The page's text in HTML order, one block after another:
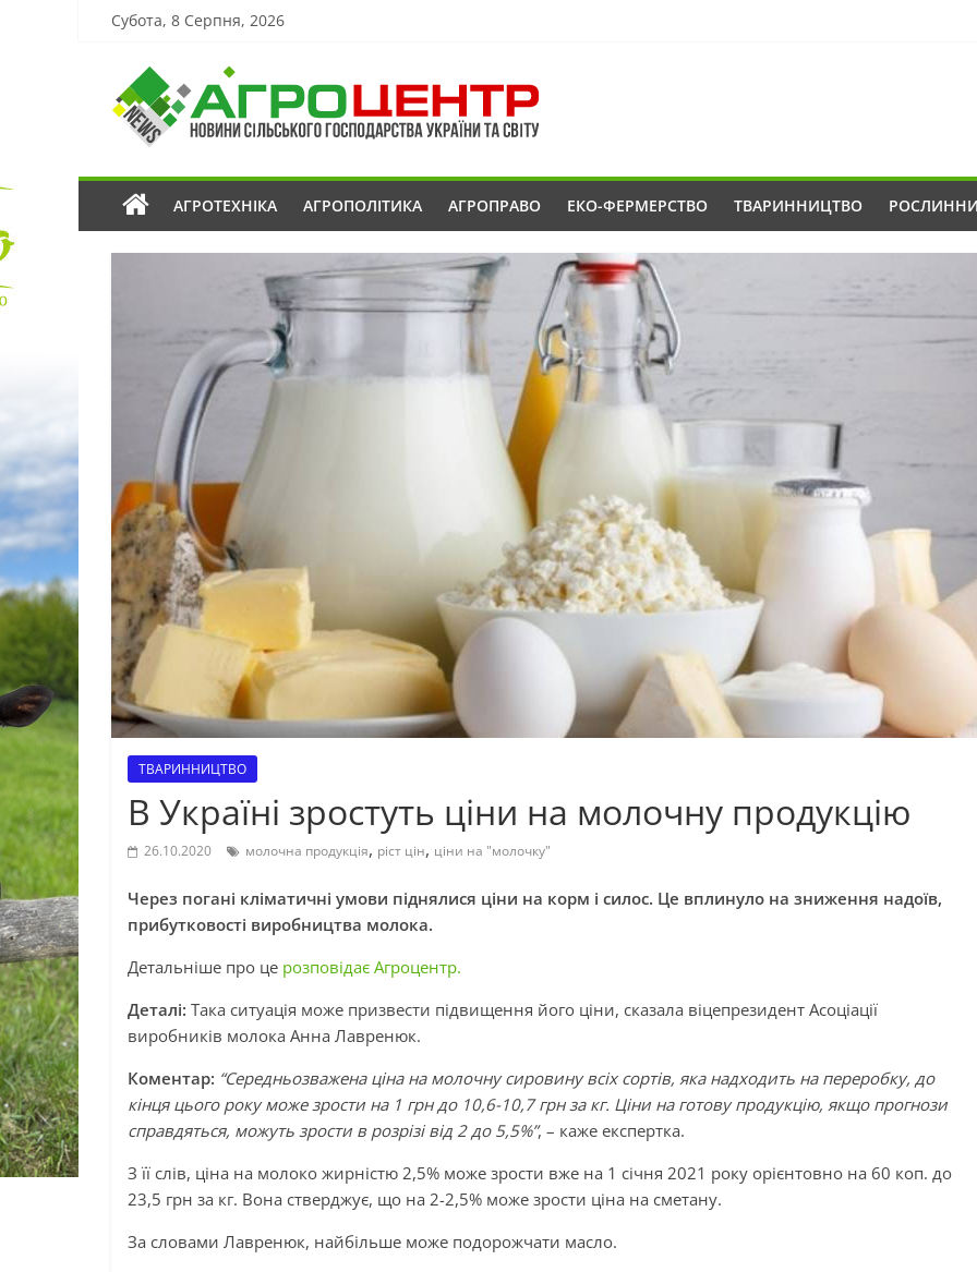
Субота, 8 Серпня, 2026
АГРОТЕХНІКА АГРОПОЛІТИКА АГРОПРАВО ЕКО-ФЕРМЕРСТВО ТВАРИННИЦТВО
ТВАРИННИЦТВО
В Україні зростуть ціни на молочну продукцію
26.10.2020 молочна продукція, ріст цін, ціни на "молочку"
Через погані кліматичні умови піднялися ціни на корм і силос. Це вплинуло на зниження надоїв,
прибутковості виробництва молока.
Детальніше про це розповідає Агроцентр.
Деталі: Така ситуація може призвести підвищення його ціни, сказала віцепрезидент Асоціації
виробників молока Анна Лавренюк.
Коментар: “Середньозважена ціна на молочну сировину всіх сортів, яка надходить на переробку, до
кінця цього року може зрости на 1 грн до 10,6-10,7 грн за кг. Ціни на готову продукцію, якщо прогнози
справдяться, можуть зрости в розрізі від 2 до 5,5%”, – каже експертка.
З її слів, ціна на молоко жирністю 2,5% може зрости вже на 1 січня 2021 року орієнтовно на 60 коп. до
23,5 грн за кг. Вона стверджує, що на 2-2,5% може зрости ціна на сметану.
За словами Лавренюк, найбільше може подорожчати масло.